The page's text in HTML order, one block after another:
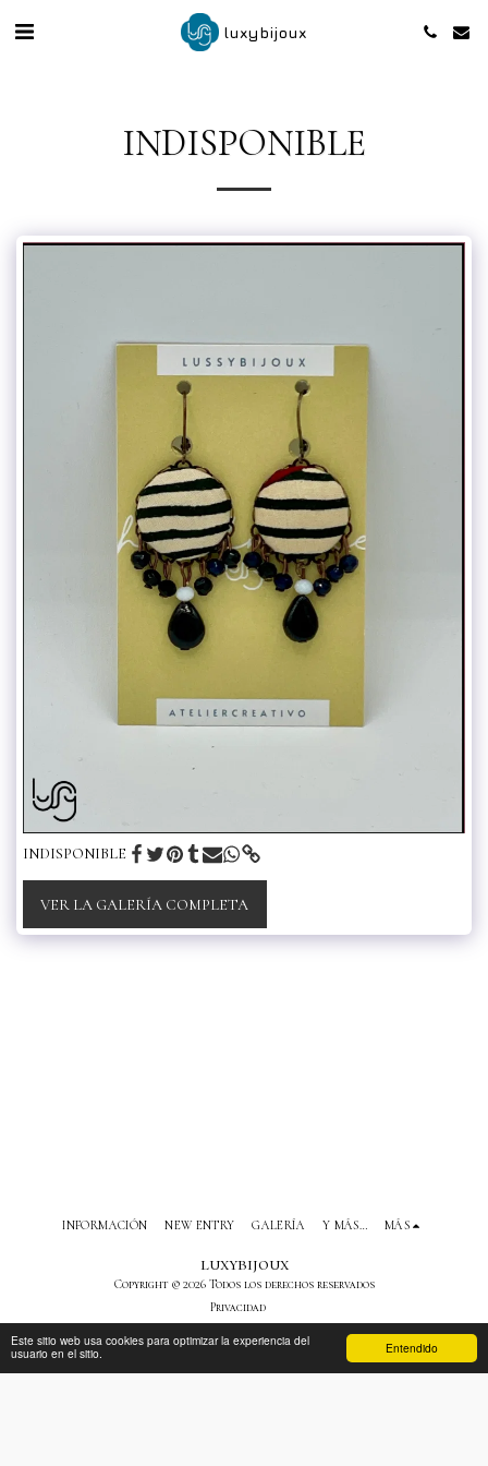
Entendido
Este sitio web usa cookies para optimizar la experiencia del
usuario en el sitio.
luxybijoux
INDISPONIBLE
INDISPONIBLE
VER LA GALERÍA COMPLETA
luxybijoux
Copyright © 2026 Todos los derechos reservados
Privacidad
INFORMACIÓN NEW ENTRY GALERÍA Y MÁS… MÁS
SUSCRIBIRSE